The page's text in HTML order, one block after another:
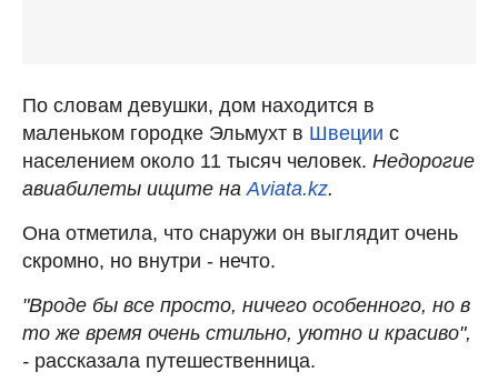
По словам девушки, дом находится в
маленьком городке Эльмухт в Швеции с
населением около 11 тысяч человек. Недорогие
авиабилеты ищите на Aviata.kz.
Она отметила, что снаружи он выглядит очень
скромно, но внутри - нечто.
"Вроде бы все просто, ничего особенного, но в
то же время очень стильно, уютно и красиво",
- рассказала путешественница.